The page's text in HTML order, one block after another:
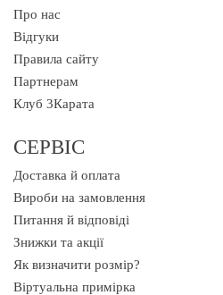
Про нас
Відгуки
Правила сайту
Партнерам
Клуб 3Карата
СЕРВІС
Доставка й оплата
Вироби на замовлення
Питання й відповіді
Знижки та акції
Як визначити розмір?
Віртуальна примірка